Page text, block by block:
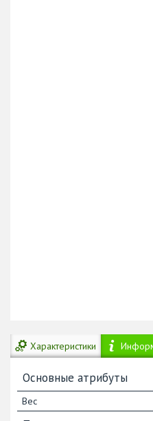
Характеристики
Основные атрибуты
Вес